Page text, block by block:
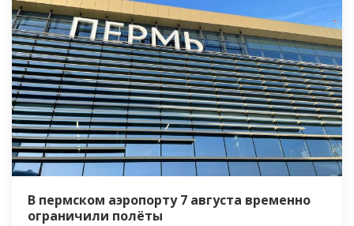
В пермском аэропорту 7 августа временно
ограничили полёты